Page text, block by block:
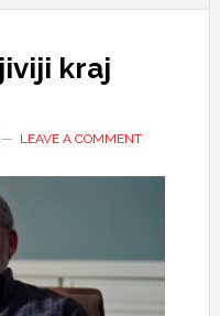
kraj
LEAVE A COMMENT